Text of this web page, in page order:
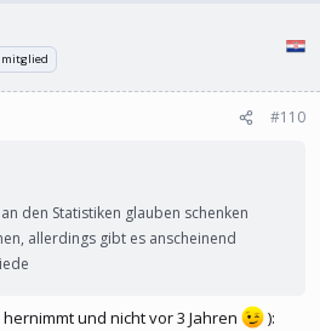
#110
den Statistiken glauben schenken
allerdings gibt es anscheinend
und nicht vor 3 Jahren
):